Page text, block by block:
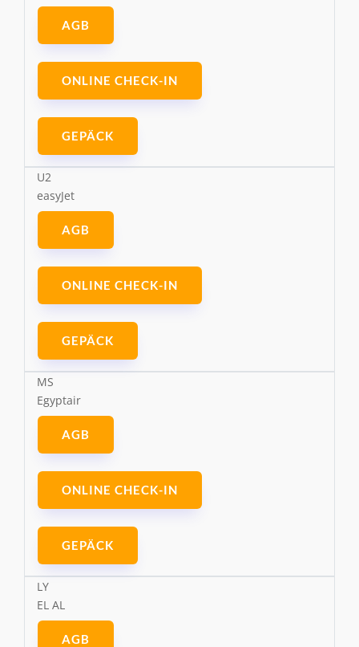
AGB
ONLINE CHECK-IN
GEPÄCK
U2
easyJet
AGB
ONLINE CHECK-IN
GEPÄCK
MS
Egyptair
AGB
ONLINE CHECK-IN
GEPÄCK
LY
EL AL
AGB